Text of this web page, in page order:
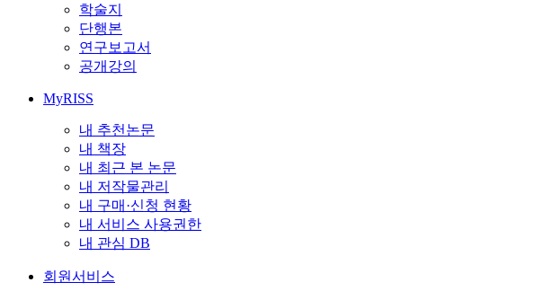
학술지
단행본
연구보고서
공개강의
MyRISS
내 추천논문
내 책장
내 최근 본 논문
내 저작물관리
내 구매·신청 현황
내 서비스 사용권한
내 관심 DB
회원서비스